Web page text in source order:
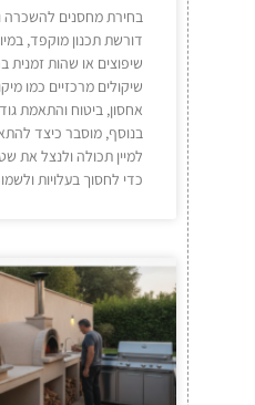
בחירת מחסנים להשכרה
דורשת תכנון מוקפד,
שיפוצים או שהות זמנית
שיקולים מרכזיים כמו
אחסון, ביטוח והתאמת
בנוסף, מוסבר כיצד
למיין תכולה ולנצל את
כדי לחסוך בעלויות